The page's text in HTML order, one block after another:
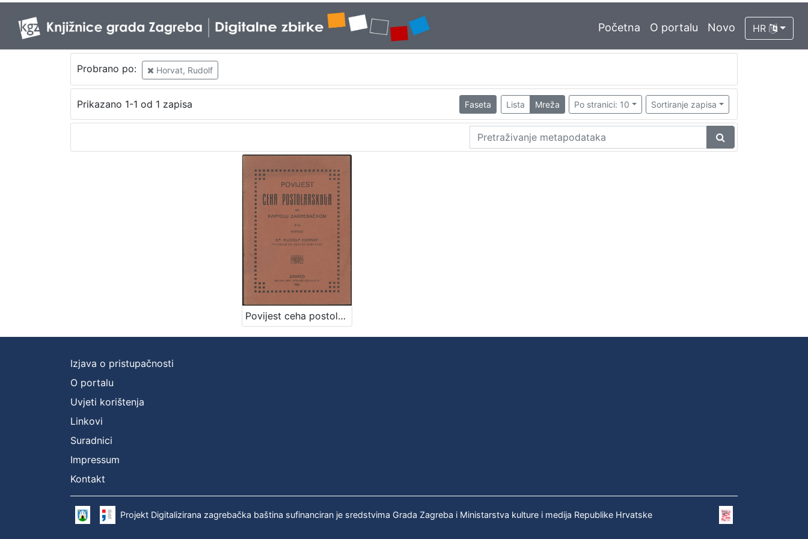
Početna O portalu Novo HR
Probrano po: Horvat, Rudolf
Prikazano 1-1 od 1 zapisa Faseta Lista Mreža Po stranici: 10 Sortiranje zapisa
Povijest ceha postolarskoga na Kaptolu zagrebačkom / napisao Rudolf Horvat
Izjava o pristupačnosti
O portalu
Uvjeti korištenja
Linkovi
Suradnici
Impressum
Kontakt
Projekt Digitalizirana zagrebačka baština sufinanciran je sredstvima Grada Zagreba i Ministarstva kulture i medija Republike Hrvatske